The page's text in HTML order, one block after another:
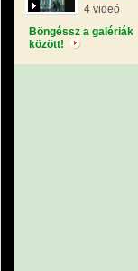
4 videó
Böngéssz a galériák
között!